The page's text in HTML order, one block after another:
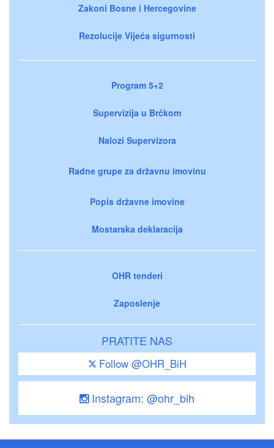
Zakoni Bosne i Hercegovine
Rezolucije Vijeća sigurnosti
Program 5+2
Supervizija u Brčkom
Nalozi Supervizora
Radne grupe za državnu imovinu
Popis državne imovine
Mostarska deklaracija
OHR tenderi
Zaposlenje
PRATITE NAS
Follow @OHR_BiH
Instagram: @ohr_bih